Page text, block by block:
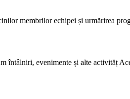
membrilor echipei și urmărirea
întâlniri, evenimente și alte activităț